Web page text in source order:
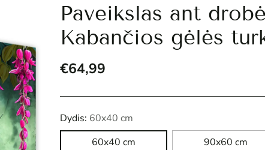
Paveikslas ant
Kabančios gėlės
Reguliari
kaina
€64,99
Dydis: 60x40 cm
60x40 cm
90x60 cm